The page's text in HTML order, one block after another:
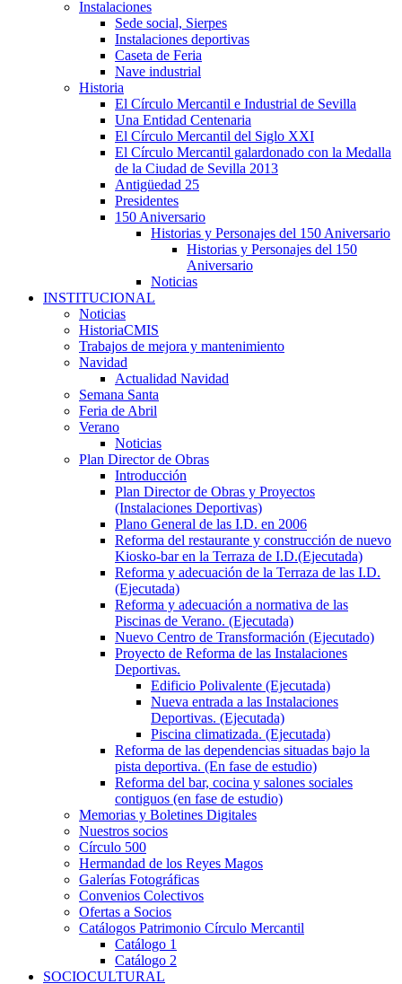
Instalaciones
Sede social, Sierpes
Instalaciones deportivas
Caseta de Feria
Nave industrial
Historia
El Círculo Mercantil e Industrial de Sevilla
Una Entidad Centenaria
El Círculo Mercantil del Siglo XXI
El Círculo Mercantil galardonado con la Medalla
de la Ciudad de Sevilla 2013
Antigüedad 25
Presidentes
150 Aniversario
Historias y Personajes del 150 Aniversario
Historias y Personajes del 150
Aniversario
Noticias
INSTITUCIONAL
Noticias
HistoriaCMIS
Trabajos de mejora y mantenimiento
Navidad
Actualidad Navidad
Semana Santa
Feria de Abril
Verano
Noticias
Plan Director de Obras
Introducción
Plan Director de Obras y Proyectos
(Instalaciones Deportivas)
Plano General de las I.D. en 2006
Reforma del restaurante y construcción de nuevo
Kiosko-bar en la Terraza de I.D.(Ejecutada)
Reforma y adecuación de la Terraza de las I.D.
(Ejecutada)
Reforma y adecuación a normativa de las
Piscinas de Verano. (Ejecutada)
Nuevo Centro de Transformación (Ejecutado)
Proyecto de Reforma de las Instalaciones
Deportivas.
Edificio Polivalente (Ejecutada)
Nueva entrada a las Instalaciones
Deportivas. (Ejecutada)
Piscina climatizada. (Ejecutada)
Reforma de las dependencias situadas bajo la
pista deportiva. (En fase de estudio)
Reforma del bar, cocina y salones sociales
contiguos (en fase de estudio)
Memorias y Boletines Digitales
Nuestros socios
Círculo 500
Hermandad de los Reyes Magos
Galerías Fotográficas
Convenios Colectivos
Ofertas a Socios
Catálogos Patrimonio Círculo Mercantil
Catálogo 1
Catálogo 2
SOCIOCULTURAL